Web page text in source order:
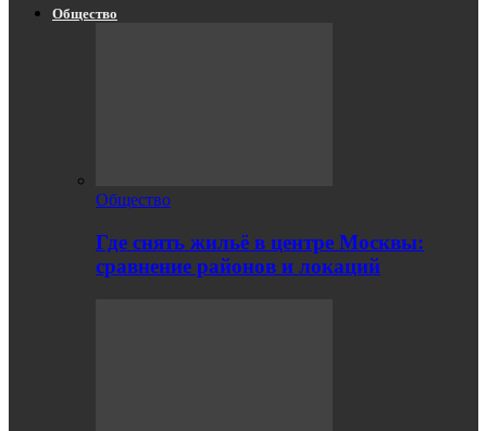
Общество
Общество
Где снять жильё в центре Москвы:
сравнение районов и локаций